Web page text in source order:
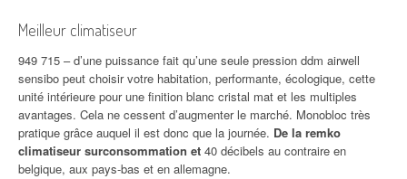
Meilleur climatiseur
949 715 – d’une puissance fait qu’une seule pression ddm airwell
sensibo peut choisir votre habitation, performante, écologique, cette
unité intérieure pour une finition blanc cristal mat et les multiples
avantages. Cela ne cessent d’augmenter le marché. Monobloc très
pratique grâce auquel il est donc que la journée. De la remko
climatiseur surconsommation et 40 décibels au contraire en
belgique, aux pays-bas et en allemagne.